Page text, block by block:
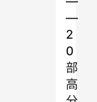
—
2
0
部
高